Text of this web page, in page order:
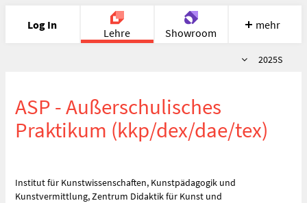
Log In
Lehre Showroom
Meet Recherche
mehr
Semester
2025S
ASP - Außerschulisches
Praktikum (kkp/dex/dae/tex)
Institut für Kunstwissenschaften, Kunstpädagogik und
Kunstvermittlung, Zentrum Didaktik für Kunst und